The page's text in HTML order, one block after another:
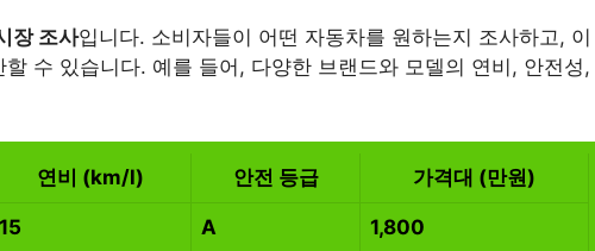
장 조사입니다. 소비자들이 어떤 자동차를 원하는지 조사하고, 이
수 있습니다. 예를 들어, 다양한 브랜드와 모델의 연비, 안전성,
연비 (km/l) 안전 등급 가격대 (만원)
15 A 1,800